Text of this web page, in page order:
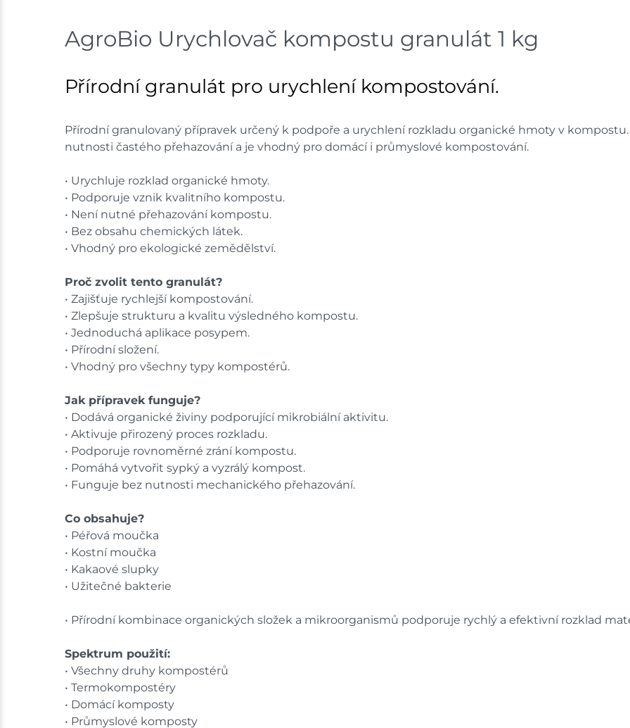
AgroBio Urychlovač kompostu granulát 1 kg
Přírodní granulát pro urychlení kompostování.
Přírodní granulovaný přípravek určený k podpoře a urychlení rozkladu organické hmoty v
nutnosti častého přehazování a je vhodný pro domácí i průmyslové kompostování.
• Urychluje rozklad organické hmoty.
• Podporuje vznik kvalitního kompostu.
• Není nutné přehazování kompostu.
• Bez obsahu chemických látek.
• Vhodný pro ekologické zemědělství.
Proč zvolit tento granulát?
• Zajišťuje rychlejší kompostování.
• Zlepšuje strukturu a kvalitu výsledného kompostu.
• Jednoduchá aplikace posypem.
• Přírodní složení.
• Vhodný pro všechny typy kompostérů.
Jak přípravek funguje?
• Dodává organické živiny podporující mikrobiální aktivitu.
• Aktivuje přirozený proces rozkladu.
• Podporuje rovnoměrné zrání kompostu.
• Pomáhá vytvořit sypký a vyzrálý kompost.
• Funguje bez nutnosti mechanického přehazování.
Co obsahuje?
• Péřová moučka
• Kostní moučka
• Kakaové slupky
• Užitečné bakterie
• Přírodní kombinace organických složek a mikroorganismů podporuje rychlý a efektivní rozklad
Spektrum použití:
• Všechny druhy kompostérů
• Termokompostéry
• Domácí komposty
• Průmyslové komposty